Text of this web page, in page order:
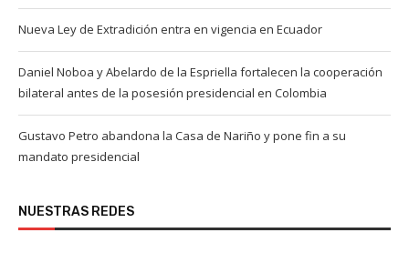
Nueva Ley de Extradición entra en vigencia en Ecuador
Daniel Noboa y Abelardo de la Espriella fortalecen la cooperación
bilateral antes de la posesión presidencial en Colombia
Gustavo Petro abandona la Casa de Nariño y pone fin a su
mandato presidencial
NUESTRAS REDES